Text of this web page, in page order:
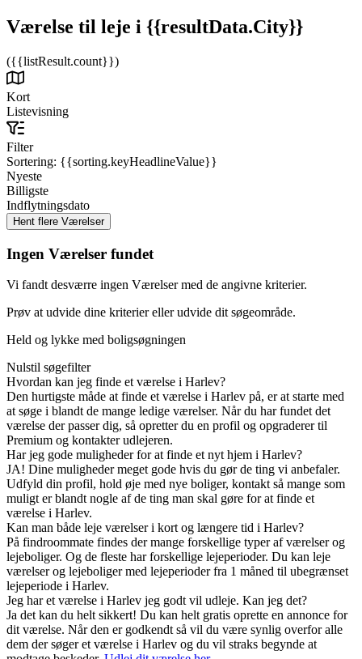
Værelse til leje i {{resultData.City}}
({{listResult.count}})
Kort
Listevisning
Filter
Sortering: {{sorting.keyHeadlineValue}}
Nyeste
Billigste
Indflytningsdato
Ingen Værelser fundet
Vi fandt desværre ingen Værelser med de angivne kriterier.
Prøv at udvide dine kriterier eller udvide dit søgeområde.
Held og lykke med boligsøgningen
Nulstil søgefilter
Hvordan kan jeg finde et værelse i Harlev?
Den hurtigste måde at finde et værelse i Harlev på, er at starte med
at søge i blandt de mange ledige værelser. Når du har fundet det
værelse der passer dig, så opretter du en profil og opgraderer til
Premium og kontakter udlejeren.
Har jeg gode muligheder for at finde et nyt hjem i Harlev?
JA! Dine muligheder meget gode hvis du gør de ting vi anbefaler.
Udfyld din profil, hold øje med nye boliger, kontakt så mange som
muligt er blandt nogle af de ting man skal gøre for at finde et
værelse i Harlev.
Kan man både leje værelser i kort og længere tid i Harlev?
På findroommate findes der mange forskellige typer af værelser og
lejeboliger. Og de fleste har forskellige lejeperioder. Du kan leje
værelser og lejeboliger med lejeperioder fra 1 måned til ubegrænset
lejeperiode i Harlev.
Jeg har et værelse i Harlev jeg godt vil udleje. Kan jeg det?
Ja det kan du helt sikkert! Du kan helt gratis oprette en annonce for
dit værelse. Når den er godkendt så vil du være synlig overfor alle
dem der søger et værelse i Harlev og du vil straks begynde at